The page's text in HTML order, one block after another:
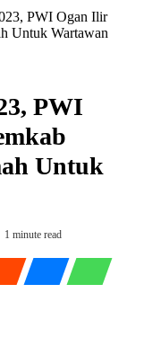
PWI Ogan Ilir
Untuk Wartawan
PWI
Untuk
1 minute read